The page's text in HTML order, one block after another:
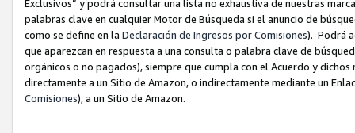
Exclusivos” y podrá consultar una lista no exhaustiva de nuestras
palabras clave en cualquier Motor de Búsqueda si el anuncio de
como se define en la Declaración de Ingresos por Comisiones). Podrá
que aparezcan en respuesta a una consulta o palabra clave de
orgánicos o no pagados), siempre que cumpla con el Acuerdo y
directamente a un Sitio de Amazon, o indirectamente mediante un
Comisiones), a un Sitio de Amazon.